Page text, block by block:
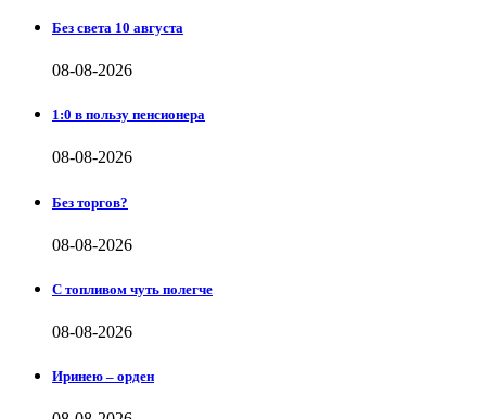
Без света 10 августа
08-08-2026
1:0 в пользу пенсионера
08-08-2026
Без торгов?
08-08-2026
С топливом чуть полегче
08-08-2026
Иринею – орден